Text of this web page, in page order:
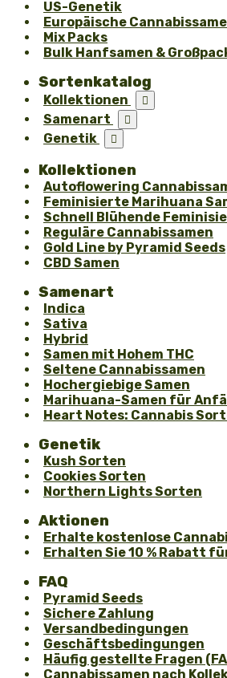
US-Genetik
Europäische
Mix Packs
Bulk Hanfsamen &
Sortenkatalog
Kollektionen 
Samenart 
Genetik 
Kollektionen
Autoflowering
Feminisierte Marihuana
Schnell Blühende
Reguläre Cannabissamen
Gold Line by Pyramid Seeds
CBD Samen
Samenart
Indica
Sativa
Hybrid
Samen mit Hohem THC
Seltene Cannabissamen
Hochergiebige Samen
Marihuana-Samen für
Heart Notes: Cannabis
Genetik
Kush Sorten
Cookies Sorten
Northern Lights Sorten
Aktionen
Erhalte kostenlose
Erhalten Sie 10 % Rabatt
FAQ
Pyramid Seeds
Sichere Zahlung
Versandbedingungen
Geschäftsbedingungen
Häufig gestellte Fragen
Cannabissamen nach